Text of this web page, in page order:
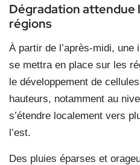
Dégradation attendue
régions
À partir de l’après-midi, une
se mettra en place sur les
le développement de
hauteurs, notamment au
s’étendre localement vers
l’est.
Des pluies éparses et